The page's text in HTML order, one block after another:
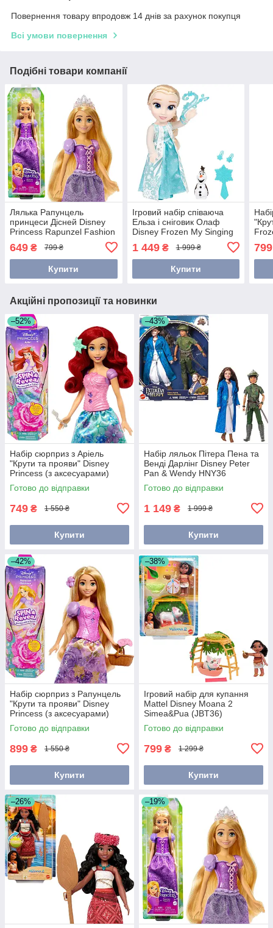
Повернення товару впродовж 14 днів за рахунок покупця
Всі умови повернення
Подібні товари компанії
Лялька Рапунцель
принцеси Дісней Disney
Princess Rapunzel Fashion
649 ₴ 799 ₴
Купити
Ігровий набір співаюча
Ельза і сніговик Олаф
Disney Frozen My Singing
224261
1 449₴ 1 999 ₴
Купити
799
Акційні пропозиції та новинки
–52%
Набір сюрприз з Аріель
"Крути та прояви" Disney
Princess (з аксесуарами)
HTV88
Готово до відправки
749 ₴ 1 550 ₴
Купити
–43%
Набір ляльок Пітера Пена та
Венді Дарлінг Disney Peter
Pan & Wendy HNY36
Готово до відправки
1 149 ₴ 1 999 ₴
Купити
–42%
Набір сюрприз з Рапунцель
"Крути та прояви" Disney
Princess (з аксесуарами)
HTV86
Готово до відправки
899 ₴ 1 550 ₴
Купити
–38%
Ігровий набір для купання
Mattel Disney Moana 2
Simea&Pua (JBT36)
Готово до відправки
799 ₴ 1 299 ₴
Купити
–26% –19%